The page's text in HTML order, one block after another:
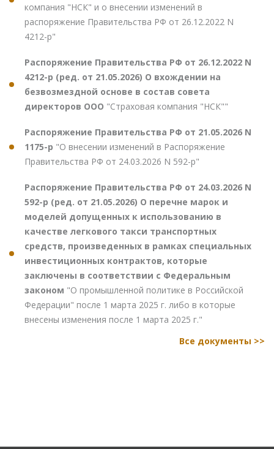
компания "НСК" и о внесении изменений в
распоряжение Правительства РФ от 26.12.2022 N
4212-р"
Распоряжение Правительства РФ от 26.12.2022 N
4212-р (ред. от 21.05.2026) О вхождении на
безвозмездной основе в состав совета
директоров ООО "Страховая компания "НСК""
Распоряжение Правительства РФ от 21.05.2026 N
1175-р "О внесении изменений в Распоряжение
Правительства РФ от 24.03.2026 N 592-р"
Распоряжение Правительства РФ от 24.03.2026 N
592-р (ред. от 21.05.2026) О перечне марок и
моделей допущенных к использованию в
качестве легкового такси транспортных
средств, произведенных в рамках специальных
инвестиционных контрактов, которые
заключены в соответствии с Федеральным
законом "О промышленной политике в Российской
Федерации" после 1 марта 2025 г. либо в которые
внесены изменения после 1 марта 2025 г."
Все документы >>